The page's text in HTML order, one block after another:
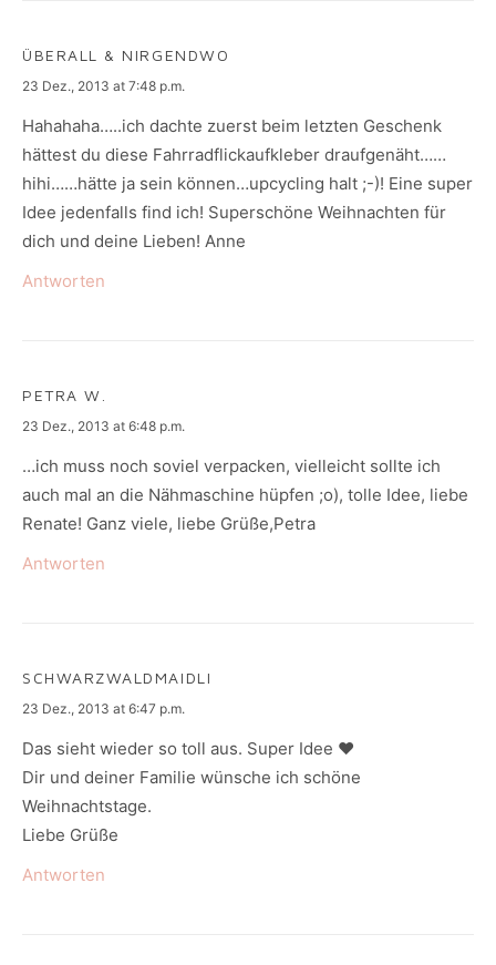
ÜBERALL & NIRGENDWO
says:
23 Dez., 2013 at 7:48 p.m.
Hahahaha…..ich dachte zuerst beim letzten Geschenk
hättest du diese Fahrradflickaufkleber draufgenäht……
hihi……hätte ja sein können…upcycling halt ;-)! Eine super
Idee jedenfalls find ich! Superschöne Weihnachten für
dich und deine Lieben! Anne
Antworten
PETRA W.
says:
23 Dez., 2013 at 6:48 p.m.
…ich muss noch soviel verpacken, vielleicht sollte ich
auch mal an die Nähmaschine hüpfen ;o), tolle Idee, liebe
Renate! Ganz viele, liebe Grüße,Petra
Antworten
SCHWARZWALDMAIDLI
says:
23 Dez., 2013 at 6:47 p.m.
Das sieht wieder so toll aus. Super Idee ♥
Dir und deiner Familie wünsche ich schöne
Weihnachtstage.
Liebe Grüße
Antworten